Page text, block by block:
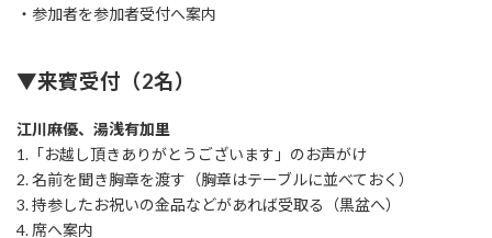
・参加者を参加者受付へ案内
▼来賓受付（2名）
江川麻優、湯浅有加里
1.「お越し頂きありがとうございます」のお声がけ
2. 名前を聞き胸章を渡す（胸章はテーブルに並べておく）
3. 持参したお祝いの金品などがあれば受取る（黒盆へ）
4. 席へ案内